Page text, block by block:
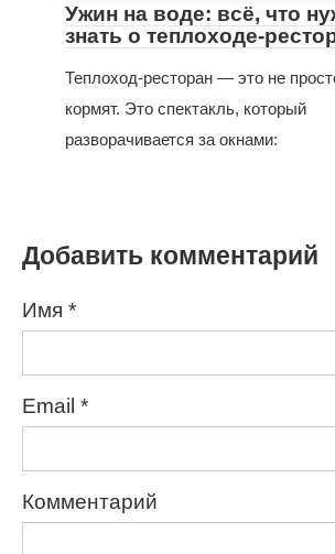
Ужин на воде: всё, что
знать о теплоходе-
Теплоход-ресторан — это не
кормят. Это спектакль, который
разворачивается за окнами:
Добавить комментарий
Имя *
Email *
Комментарий